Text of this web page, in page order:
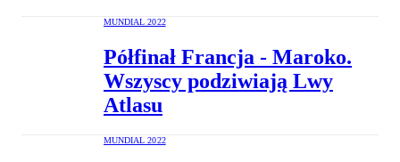
MUNDIAL 2022
Półfinał Francja - Maroko.
Wszyscy podziwiają Lwy
Atlasu
MUNDIAL 2022